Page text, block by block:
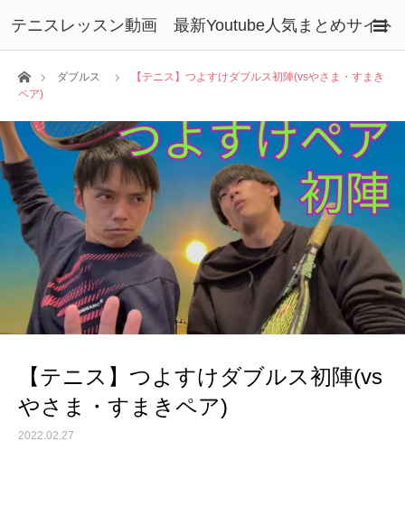
テニスレッスン動画 最新Youtube人気まとめサイト
ホームダブルス
【テニス】つよすけダブルス初陣(vsやさま・すまき
ペア)
【テニス】つよすけダブルス初陣(vs
やさま・すまきペア)
2022.02.27